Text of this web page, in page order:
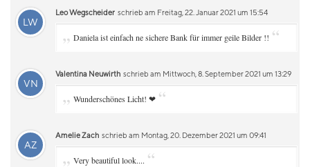
LW
Leo Wegscheider schrieb am Freitag, 22. Januar 2021 um 15:54
„ Daniela ist einfach ne sichere Bank für immer geile Bilder !! “
VN
Valentina Neuwirth schrieb am Mittwoch, 8. September 2021 um 13:29
„ Wunderschönes Licht! ❤ “
AZ
Amelie Zach schrieb am Montag, 20. Dezember 2021 um 09:41
„ Very beautiful look.... “